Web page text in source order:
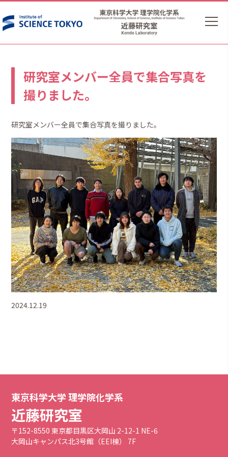
研究室メンバー全員で集合写真を
撮りました。
研究室メンバー全員で集合写真を撮りました。
2024.12.19
東京科学大学 理学院化学系
近藤研究室
〒152-8550 東京都目黒区大岡山 2-12-1 NE-6
大岡山キャンパス北3号館（EEI棟） 7F